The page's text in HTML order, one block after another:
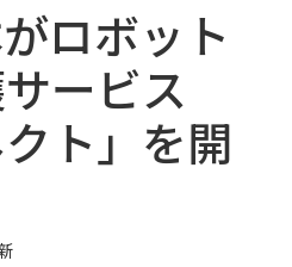
ロボット
ービス
クト」を開